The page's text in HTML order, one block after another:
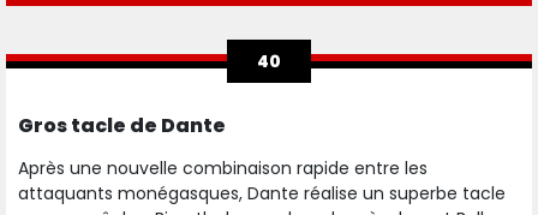
40
Gros tacle de Dante
Après une nouvelle combinaison rapide entre les
attaquants monégasques, Dante réalise un superbe tacle